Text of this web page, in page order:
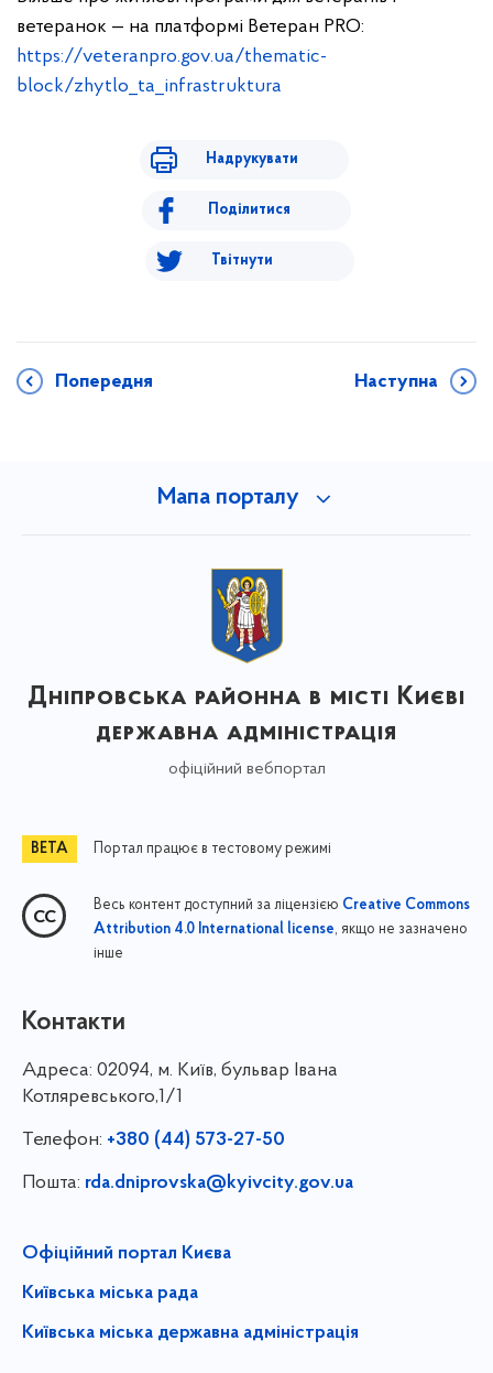
ветеранок — на платформі Ветеран PRO:
https://veteranpro.gov.ua/thematic-
block/zhytlo_ta_infrastruktura
Надрукувати
Поділитися
Твітнути
Попередня Наступна
Мапа порталу
Дніпровська районна в місті Києві
державна адміністрація
офіційний вебпортал
Портал працює в тестовому режимі
Весь контент доступний за ліцензією Creative Commons
Attribution 4.0 International license, якщо не зазначено
інше
Контакти
Адреса: 02094, м. Київ, бульвар Івана
Котляревського,1/1
Телефон: +380 (44) 573-27-50
Пошта: rda.dniprovska@kyivcity.gov.ua
Офіційний портал Києва
Київська міська рада
Київська міська державна адміністрація